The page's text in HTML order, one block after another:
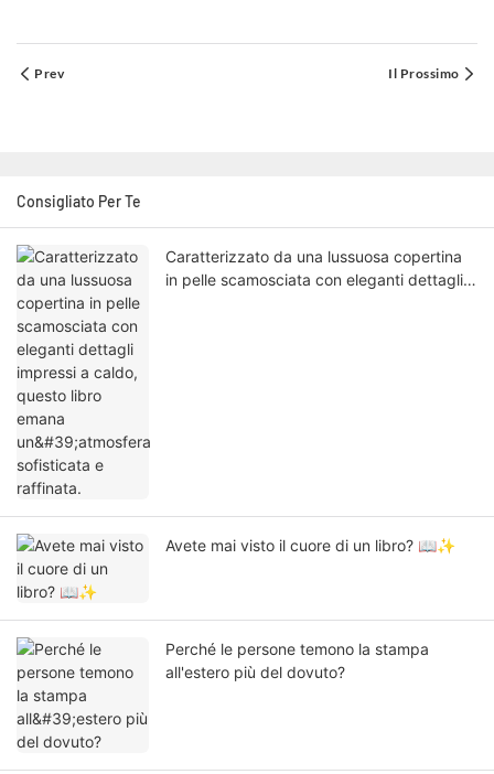
Prev Il Prossimo
Consigliato Per Te
Caratterizzato da una lussuosa copertina
in pelle scamosciata con eleganti dettagli
Avete mai visto il cuore di un libro? 📖✨
Perché le persone temono la stampa
all'estero più del dovuto?